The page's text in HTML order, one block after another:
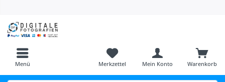
Menü Warenkorb
Merkzettel Mein Konto